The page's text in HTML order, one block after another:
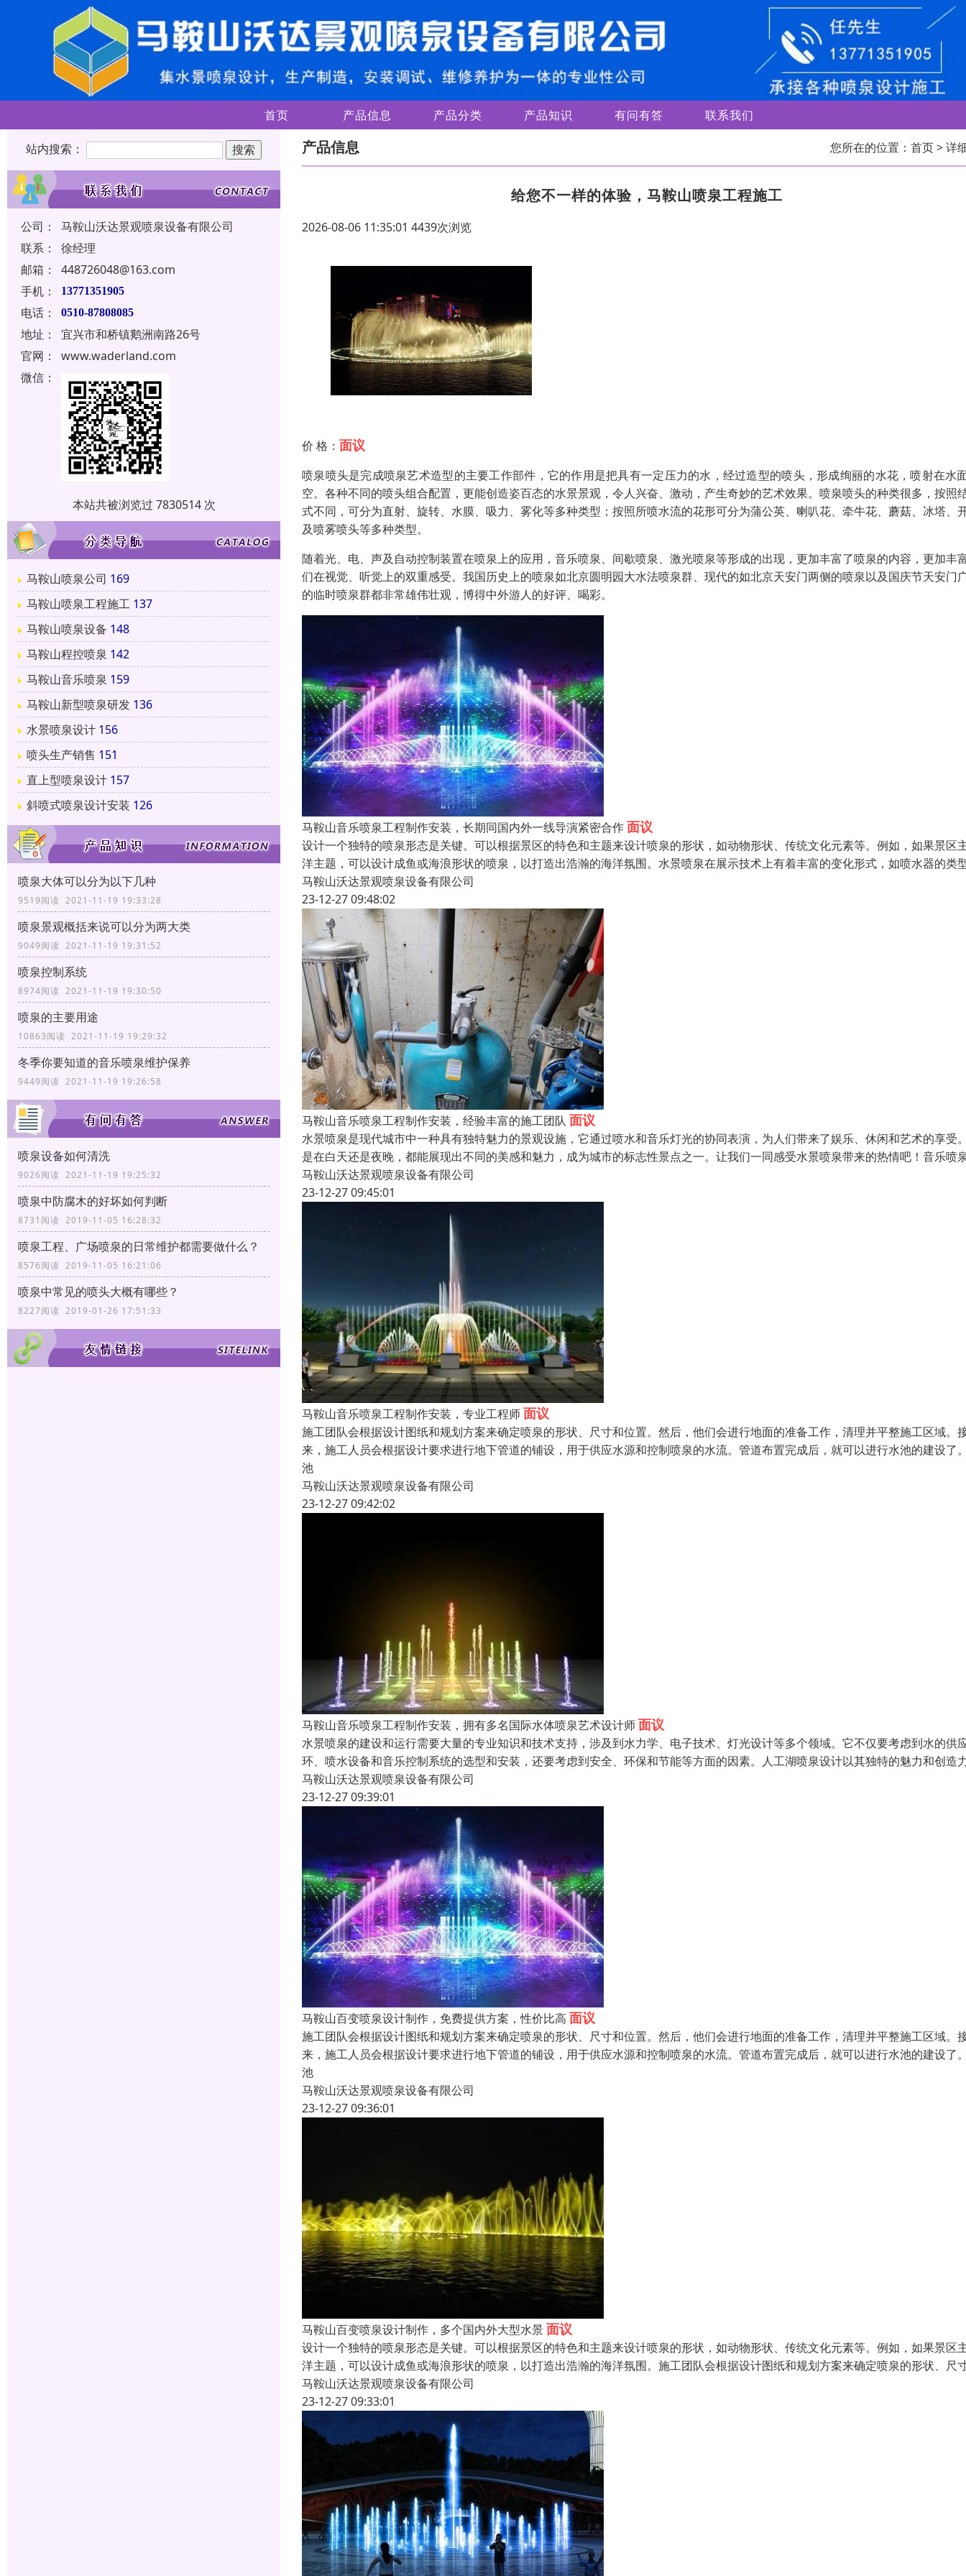
首页 产品信息 产品分类 产品知识 有问有答 联系我们
站内搜索：
公司：
马鞍山沃达景观喷泉设备有限公司
联系：
徐经理
邮箱：
448726048@163.com
手机：
13771351905
电话： 0510-87808085
地址：
宜兴市和桥镇鹅洲南路26号
官网：
www.waderland.com
微信：
本站共被浏览过 7830514 次
马鞍山喷泉公司 169
马鞍山喷泉工程施工 137
马鞍山喷泉设备 148
马鞍山程控喷泉 142
马鞍山音乐喷泉 159
马鞍山新型喷泉研发 136
水景喷泉设计 156
喷头生产销售 151
直上型喷泉设计 157
斜喷式喷泉设计安装 126
喷泉大体可以分为以下几种
9519阅读 2021-11-19 19:33:28
喷泉景观概括来说可以分为两大类
9049阅读 2021-11-19 19:31:52
喷泉控制系统
8974阅读 2021-11-19 19:30:50
喷泉的主要用途
10863阅读 2021-11-19 19:29:32
冬季你要知道的音乐喷泉维护保养
9449阅读 2021-11-19 19:26:58
喷泉设备如何清洗
9026阅读 2021-11-19 19:25:32
喷泉中防腐木的好坏如何判断
8731阅读 2019-11-05 16:28:32
喷泉工程、广场喷泉的日常维护都需要做什么？
8576阅读 2019-11-05 16:21:06
喷泉中常见的喷头大概有哪些？
8227阅读 2019-01-26 17:51:33
产品信息 您所在的位置： 首页> 详
给您不一样的体验，马鞍山喷泉工程施工
2026-08-06 11:35:01 4439次浏览
价 格： 面议
喷泉喷头是完成喷泉艺术造型的主要工作部件，它的作用是把具有一定压力的水，经过造型的喷头，形成绚丽的水花，喷射在水
空。各种不同的喷头组合配置，更能创造姿百态的水景景观，令人兴奋、激动，产生奇妙的艺术效果。喷泉喷头的种类很多，按照
式不同，可分为直射、旋转、水膜、吸力、雾化等多种类型；按照所喷水流的花形可分为蒲公英、喇叭花、牵牛花、蘑菇、冰塔、
及喷雾喷头等多种类型。
随着光、电、声及自动控制装置在喷泉上的应用，音乐喷泉、间歇喷泉、激光喷泉等形成的出现，更加丰富了喷泉的内容，更加丰
们在视觉、听觉上的双重感受。我国历史上的喷泉如北京圆明园大水法喷泉群、现代的如北京天安门两侧的喷泉以及国庆节天安门
的临时喷泉群都非常雄伟壮观，博得中外游人的好评、喝彩。
马鞍山音乐喷泉工程制作安装，长期同国内外一线导演紧密合作面议
设计一个独特的喷泉形态是关键。可以根据景区的特色和主题来设计喷泉的形状，如动物形状、传统文化元素等。例如，如果景区
洋主题，可以设计成鱼或海浪形状的喷泉，以打造出浩瀚的海洋氛围。水景喷泉在展示技术上有着丰富的变化形式，如喷水器的类
马鞍山沃达景观喷泉设备有限公司
23-12-27 09:48:02
马鞍山音乐喷泉工程制作安装，经验丰富的施工团队 面议
水景喷泉是现代城市中一种具有独特魅力的景观设施，它通过喷水和音乐灯光的协同表演，为人们带来了娱乐、休闲和艺术的享受
是在白天还是夜晚，都能展现出不同的美感和魅力，成为城市的标志性景点之一。让我们一同感受水景喷泉带来的热情吧！音乐喷
马鞍山沃达景观喷泉设备有限公司
23-12-27 09:45:01
马鞍山音乐喷泉工程制作安装，专业工程师面议
施工团队会根据设计图纸和规划方案来确定喷泉的形状、尺寸和位置。然后，他们会进行地面的准备工作，清理并平整施工区域。
来，施工人员会根据设计要求进行地下管道的铺设，用于供应水源和控制喷泉的水流。管道布置完成后，就可以进行水池的建设了
池
马鞍山沃达景观喷泉设备有限公司
23-12-27 09:42:02
马鞍山音乐喷泉工程制作安装，拥有多名国际水体喷泉艺术设计师面议
水景喷泉的建设和运行需要大量的专业知识和技术支持，涉及到水力学、电子技术、灯光设计等多个领域。它不仅要考虑到水的供
环、喷水设备和音乐控制系统的选型和安装，还要考虑到安全、环保和节能等方面的因素。人工湖喷泉设计以其独特的魅力和创造
马鞍山沃达景观喷泉设备有限公司
23-12-27 09:39:01
马鞍山百变喷泉设计制作，免费提供方案，性价比高 面议
施工团队会根据设计图纸和规划方案来确定喷泉的形状、尺寸和位置。然后，他们会进行地面的准备工作，清理并平整施工区域。
来，施工人员会根据设计要求进行地下管道的铺设，用于供应水源和控制喷泉的水流。管道布置完成后，就可以进行水池的建设了
池
马鞍山沃达景观喷泉设备有限公司
23-12-27 09:36:01
马鞍山百变喷泉设计制作，多个国内外大型水景面议
设计一个独特的喷泉形态是关键。可以根据景区的特色和主题来设计喷泉的形状，如动物形状、传统文化元素等。例如，如果景区
洋主题，可以设计成鱼或海浪形状的喷泉，以打造出浩瀚的海洋氛围。施工团队会根据设计图纸和规划方案来确定喷泉的形状、尺
马鞍山沃达景观喷泉设备有限公司
23-12-27 09:33:01